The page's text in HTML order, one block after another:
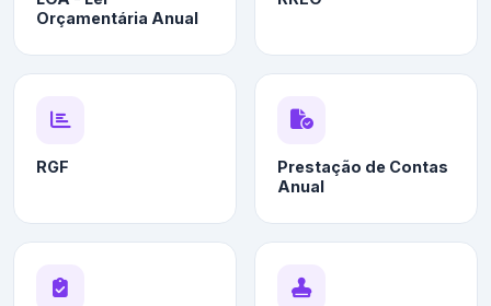
Orçamentária Anual
RGF
Prestação de Contas
Anual